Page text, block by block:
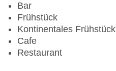
Bar
Frühstück
Kontinentales Frühstück
Cafe
Restaurant